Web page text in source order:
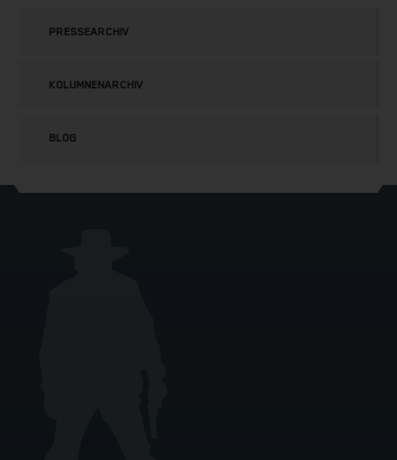
PRESSEARCHIV
KOLUMNENARCHIV
BLOG